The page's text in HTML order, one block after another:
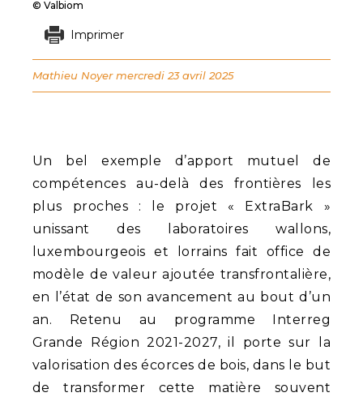
Un bel exemple d’apport mutuel de
compétences au-delà des frontières les
plus proches : le projet « ExtraBark »
unissant des laboratoires wallons,
luxembourgeois et lorrains fait office de
modèle de valeur ajoutée transfrontalière,
en l’état de son avancement au bout d’un
an. Retenu au programme Interreg
Grande Région 2021-2027, il porte sur la
valorisation des écorces de bois, dans le but
de transformer cette matière souvent
© Valbiom
Imprimer
Mathieu Noyer mercredi 23 avril 2025